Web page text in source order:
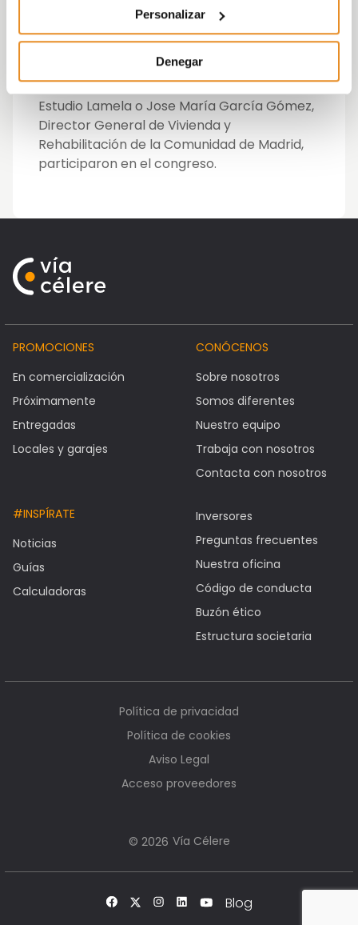
Personalizar
Denegar
Además de Sandra, otros profesionales del
sector como Lucas Galán, Director de
Producto e Innovación de Aedas Homes;
Fernando Moliner, Consejero Delegado
Activitas de Asprima; Carlos Lamela de
Estudio Lamela o Jose María García Gómez,
Director General de Vivienda y
Rehabilitación de la Comunidad de Madrid,
participaron en el congreso.
PROMOCIONES
En comercialización
Próximamente
Entregadas
Locales y garajes
CONÓCENOS
Sobre nosotros
Somos diferentes
Nuestro equipo
Trabaja con nosotros
Contacta con nosotros
#INSPÍRATE
Noticias
Guías
Calculadoras
Inversores
Preguntas frecuentes
Nuestra oficina
Código de conducta
Buzón ético
Estructura societaria
© 2026 Vía Célere
Política de privacidad
Política de cookies
Aviso Legal
Acceso proveedores
Blog